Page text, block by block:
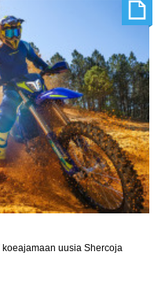
uusia Shercoja